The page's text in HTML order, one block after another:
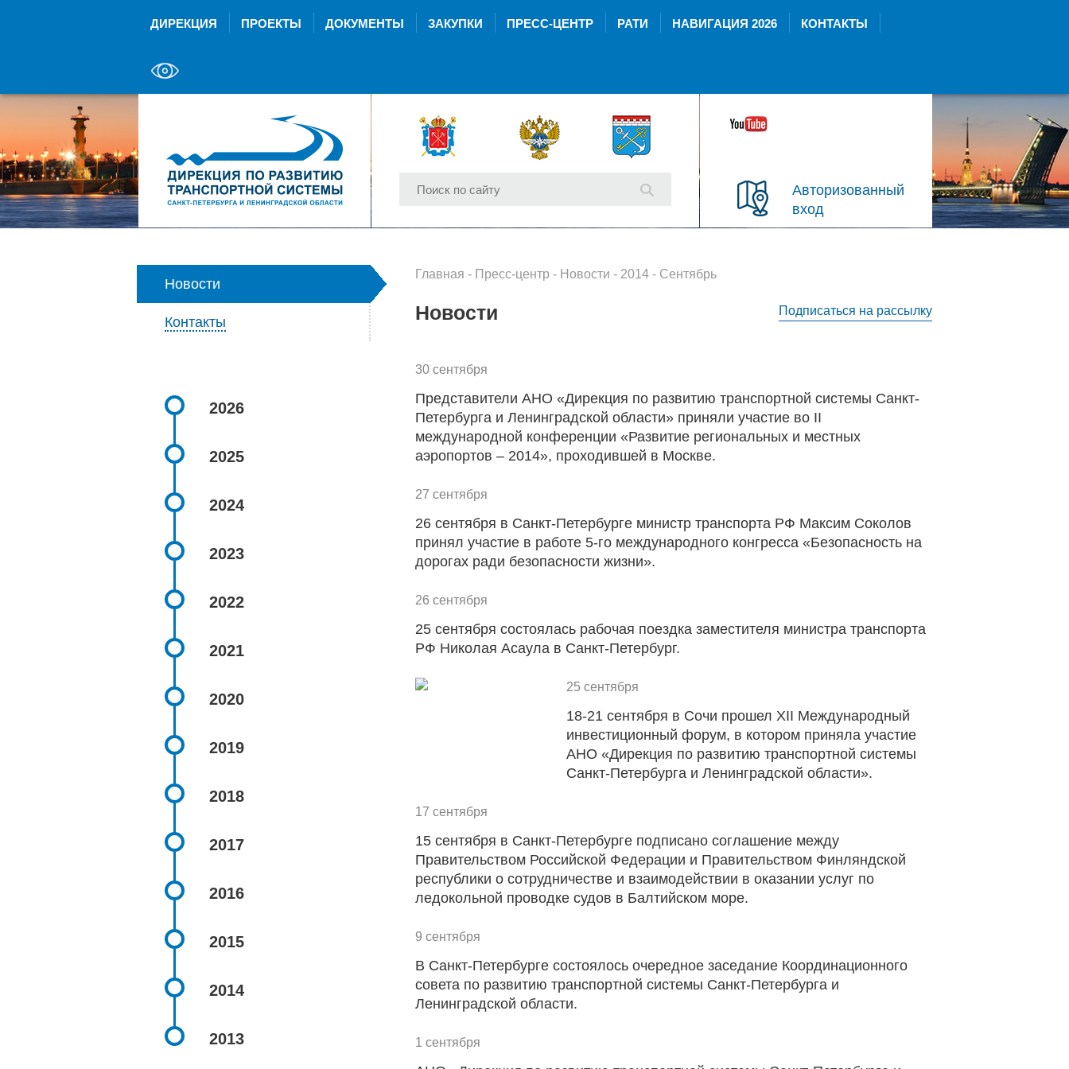
ДИРЕКЦИЯ ПРОЕКТЫ ДОКУМЕНТЫ ЗАКУПКИ ПРЕСС-ЦЕНТР РАТИ НАВИГАЦИЯ 2026 КОНТАКТЫ
Авторизованный
вход
Новости
Контакты
2026
2025
2024
2023
2022
2021
2020
2019
2018
2017
2016
2015
2014
2013
Главная - Пресс-центр - Новости - 2014 - Сентябрь
Новости Подписаться на рассылку
30 сентября
Представители АНО «Дирекция по развитию транспортной системы Санкт-
Петербурга и Ленинградской области» приняли участие во II
международной конференции «Развитие региональных и местных
аэропортов – 2014», проходившей в Москве.
27 сентября
26 сентября в Санкт-Петербурге министр транспорта РФ Максим Соколов
принял участие в работе 5-го международного конгресса «Безопасность на
дорогах ради безопасности жизни».
26 сентября
25 сентября состоялась рабочая поездка заместителя министра транспорта
РФ Николая Асаула в Санкт-Петербург.
25 сентября
18-21 сентября в Сочи прошел XII Международный
инвестиционный форум, в котором приняла участие
АНО «Дирекция по развитию транспортной системы
Санкт-Петербурга и Ленинградской области».
17 сентября
15 сентября в Санкт-Петербурге подписано соглашение между
Правительством Российской Федерации и Правительством Финляндской
республики о сотрудничестве и взаимодействии в оказании услуг по
ледокольной проводке судов в Балтийском море.
9 сентября
В Санкт-Петербурге состоялось очередное заседание Координационного
совета по развитию транспортной системы Санкт-Петербурга и
Ленинградской области.
1 сентября